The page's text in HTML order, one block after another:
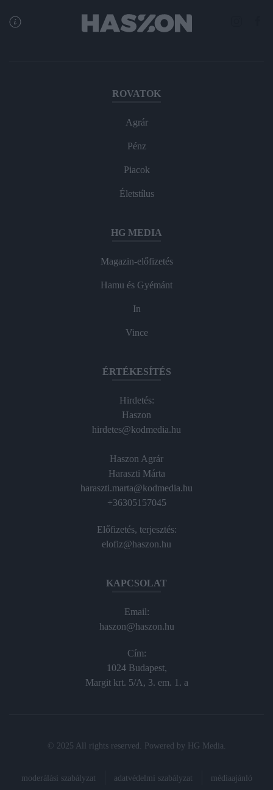
ROVATOK
Agrár
Pénz
Piacok
Életstílus
HG MEDIA
Magazin-előfizetés
Hamu és Gyémánt
In
Vince
ÉRTÉKESÍTÉS
Hirdetés:
Haszon
hirdetes@kodmedia.hu
Haszon Agrár
Haraszti Márta
haraszti.marta@kodmedia.hu
+36305157045
Előfizetés, terjesztés:
elofiz@haszon.hu
KAPCSOLAT
Email:
haszon@haszon.hu
Cím:
1024 Budapest,
Margit krt. 5/A, 3. em. 1. a
© 2025 All rights reserved. Powered by HG Media
moderálási szabályzat adatvédelmi szabályzat médiaajánló